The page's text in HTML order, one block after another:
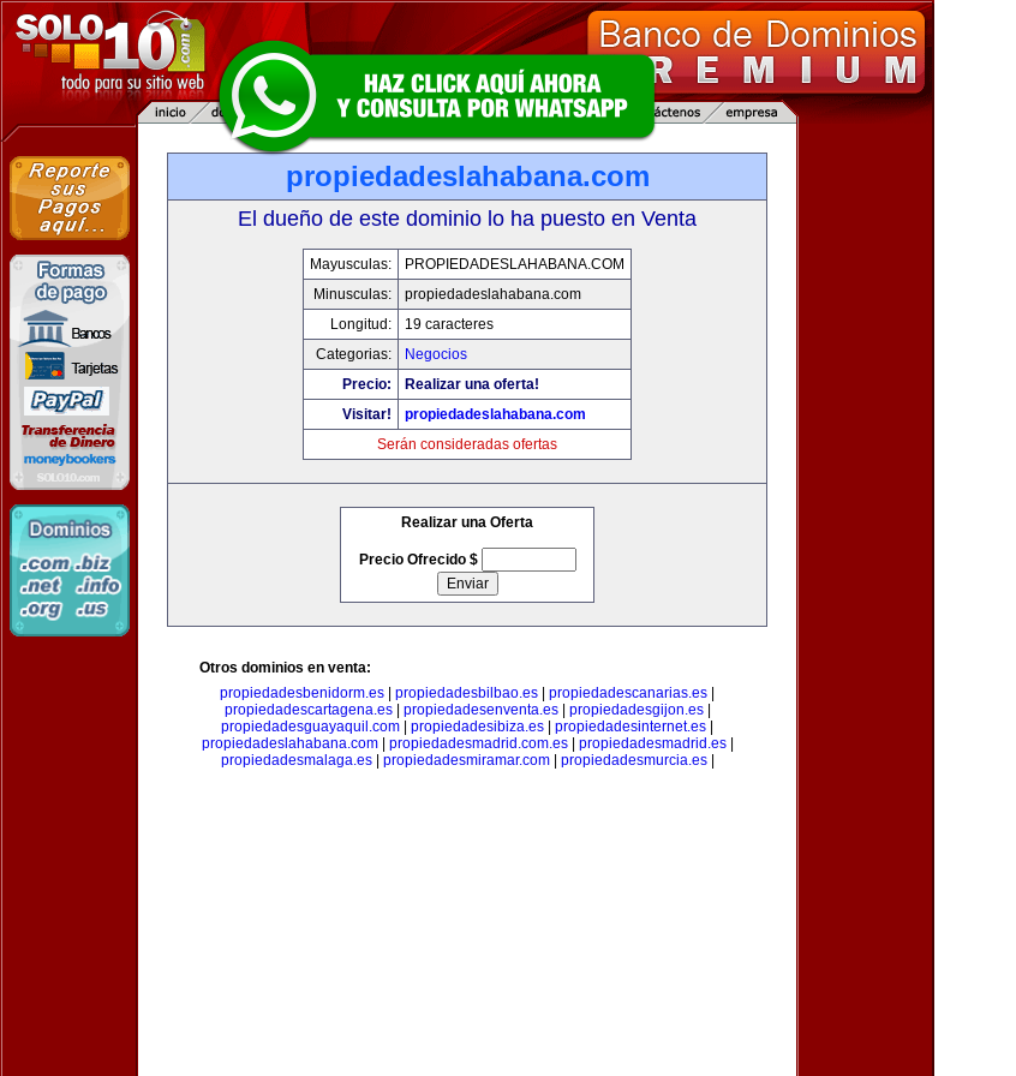
propiedadeslahabana.com
El dueño de este dominio lo ha puesto en Venta
Mayusculas:
PROPIEDADESLAHABANA.COM
Minusculas:
propiedadeslahabana.com
Longitud:
19 caracteres
Categorias:
Negocios
Precio:
Realizar una oferta!
Visitar!
propiedadeslahabana.com
Serán consideradas ofertas
Realizar una Oferta
Precio Ofrecido $
Otros dominios en venta:
propiedadesbenidorm.es
propiedadesbilbao.es propiedadescanarias.es
propiedadescartagena.es| propiedadesenventa.es| propiedadesgijon.es|
propiedadesguayaquil.com
propiedadesibiza.es propiedadesinternet.es
propiedadeslahabana.com| propiedadesmadrid.com.es| propiedadesmadrid.es|
propiedadesmalaga.es| propiedadesmiramar.com| propiedadesmurcia.es|